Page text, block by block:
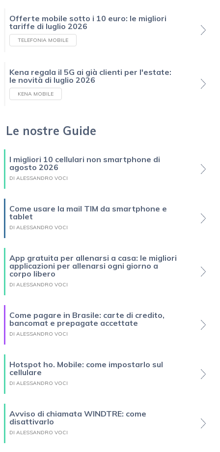
Offerte mobile sotto i 10 euro: le migliori
tariffe di luglio 2026
TELEFONIA MOBILE
Kena regala il 5G ai già clienti per l'estate:
le novità di luglio 2026
KENA MOBILE
Le nostre Guide
I migliori 10 cellulari non smartphone di
agosto 2026
DI ALESSANDRO VOCI
Come usare la mail TIM da smartphone e
tablet
DI ALESSANDRO VOCI
App gratuita per allenarsi a casa: le migliori
applicazioni per allenarsi ogni giorno a
corpo libero
DI ALESSANDRO VOCI
Come pagare in Brasile: carte di credito,
bancomat e prepagate accettate
DI ALESSANDRO VOCI
Hotspot ho. Mobile: come impostarlo sul
cellulare
DI ALESSANDRO VOCI
Avviso di chiamata WINDTRE: come
disattivarlo
DI ALESSANDRO VOCI